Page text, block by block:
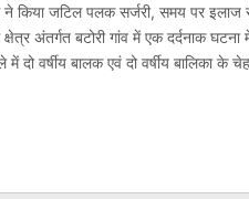
ने किया जटिल पलक सर्जरी, समय पर
अंतर्गत बटोरी गांव में एक दर्दनाक
दो वर्षीय बालक एवं दो वर्षीय बालिका के